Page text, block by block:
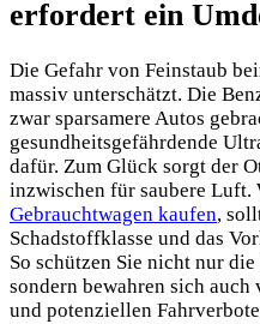
erfordert ein
Die Gefahr von Feinstaub
massiv unterschätzt. Die
zwar sparsamere Autos
gesundheitsgefährdende
dafür. Zum Glück sorgt der
inzwischen für saubere Luft.
Gebrauchtwagen kaufen,
Schadstoffklasse und das
So schützen Sie nicht nur
sondern bewahren sich
und potenziellen